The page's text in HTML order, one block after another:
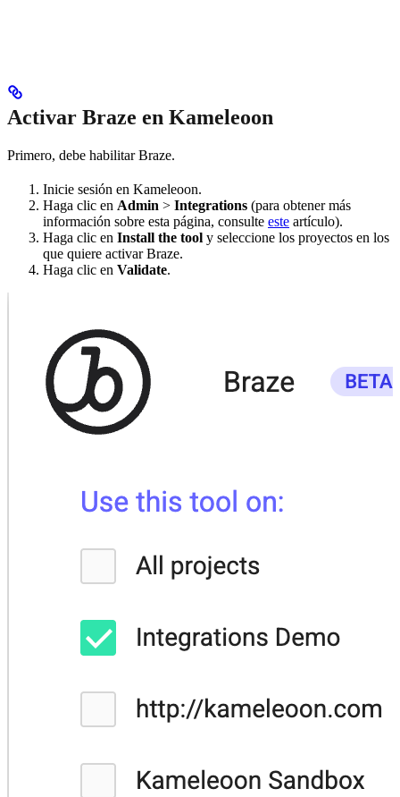
Activar Braze en Kameleoon
Primero, debe habilitar Braze.
Inicie sesión en Kameleoon.
Haga clic en Admin > Integrations (para obtener más
información sobre esta página, consulte este artículo).
Haga clic en Install the tool y seleccione los proyectos en los
que quiere activar Braze.
Haga clic en Validate.